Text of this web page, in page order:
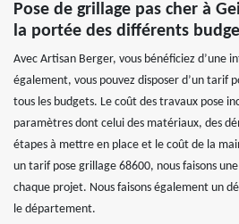
Pose de grillage pas cher à
la portée des différents
Avec Artisan Berger, vous bénéficiez d’une
également, vous pouvez disposer d’un tarif
tous les budgets. Le coût des travaux pose
paramètres dont celui des matériaux, des
étapes à mettre en place et le coût de la
un tarif pose grillage 68600, nous faisons
chaque projet. Nous faisons également un
le département.